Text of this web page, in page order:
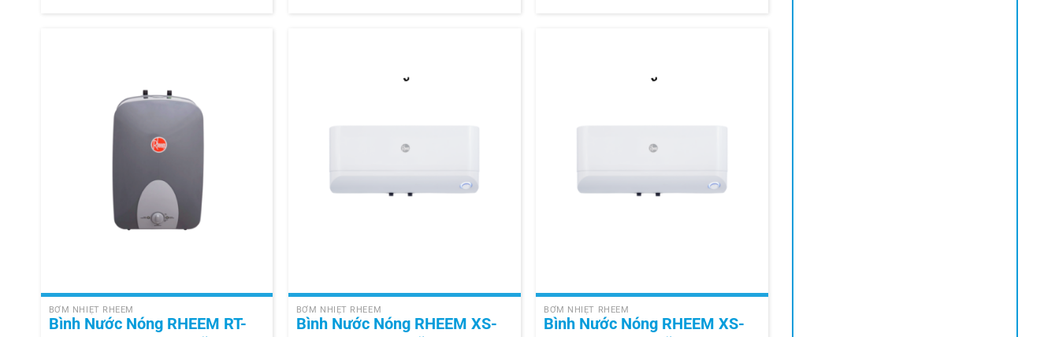
BƠM NHIỆT RHEEM
Bình Nước Nóng RHEEM RT-
BƠM NHIỆT RHEEM
Bình Nước Nóng RHEEM XS-
BƠM NHIỆT RHEEM
Bình Nước Nóng RHEEM XS-